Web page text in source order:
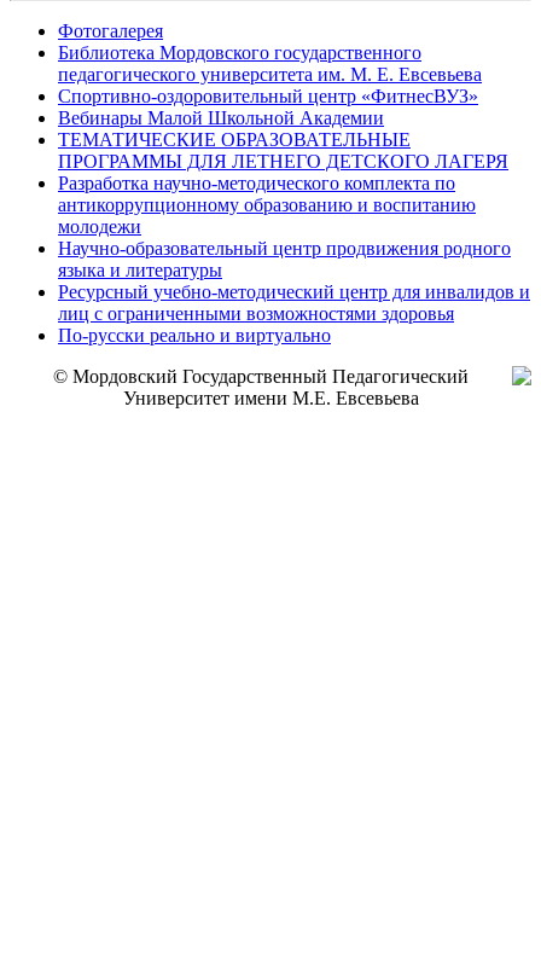
Фотогалерея
Библиотека Мордовского государственного
педагогического университета им. М. Е. Евсевьева
Спортивно-оздоровительный центр «ФитнесВУЗ»
Вебинары Малой Школьной Академии
ТЕМАТИЧЕСКИЕ ОБРАЗОВАТЕЛЬНЫЕ
ПРОГРАММЫ ДЛЯ ЛЕТНЕГО ДЕТСКОГО ЛАГЕРЯ
Разработка научно-методического комплекта по
антикоррупционному образованию и воспитанию
молодежи
Научно-образовательный центр продвижения родного
языка и литературы
Ресурсный учебно-методический центр для инвалидов и
лиц с ограниченными возможностями здоровья
По-русски реально и виртуально
© Мордовский Государственный Педагогический
Университет имени М.Е. Евсевьева